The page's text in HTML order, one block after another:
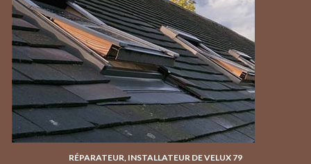
RÉPARATEUR, INSTALLATEUR DE VELUX 79